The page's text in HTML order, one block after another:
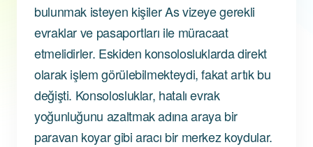
bulunmak isteyen kişiler As vizeye gerekli
evraklar ve pasaportları ile müracaat
etmelidirler. Eskiden konsolosluklarda direkt
olarak işlem görülebilmekteydi, fakat artık bu
değişti. Konsolosluklar, hatalı evrak
yoğunluğunu azaltmak adına araya bir
paravan koyar gibi aracı bir merkez koydular.